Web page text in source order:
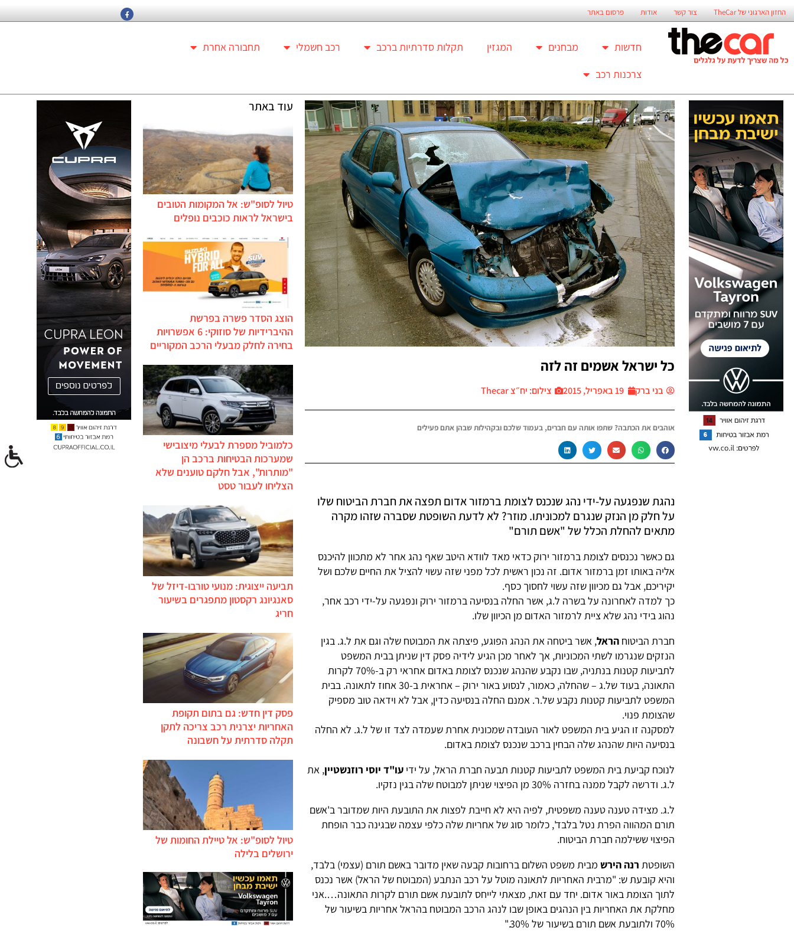
החזון הארגוני של TheCar צור קשר אודות פרסום באתר
חדשות מבחנים המגזין תקלות סדרתיות ברכב רכב חשמלי
תחבורה אחרת
צרכנות רכב
כל ישראל אשמים זה לזה
בני ברק 19 באפריל, 2015 צילום: יח״צ Thecar
אוהבים את הכתבה? שתפו אותה עם חברים, בעמוד שלכם ובקהילות שבהן אתם פעילים
נהגת שנפגעה על-ידי נהג שנכנס לצומת ברמזור אדום תפצה את חברת הביטוח שלו
על חלק מן הנזק שנגרם למכוניתו. מוזר? לא לדעת השופטת שסברה שזהו מקרה
מתאים להחלת הכלל של "אשם תורם"
גם כאשר נכנסים לצומת ברמזור ירוק כדאי מאד לוודא היטב שאף נהג אחר לא מתכוון להיכנס
אליה באותו זמן ברמזור אדום. זה נכון ראשית לכל מפני שזה עשוי להציל את החיים שלכם ושל
יקיריכם, אבל גם מכיוון שזה עשוי לחסוך כסף.
כך למדה לאחרונה על בשרה ל.ג, אשר החלה בנסיעה ברמזור ירוק ונפגעה על-ידי רכב אחר,
נהוג בידי נהג שלא ציית לרמזור האדום מן הכיוון שלו.
חברת הביטוח הראל, אשר ביטחה את הנהג הפוגע, פיצתה את המבוטח שלה וגם את ל.ג. בגין
הנזקים שנגרמו לשתי המכוניות, אך לאחר מכן הגיע לידיה פסק דין שניתן בבית המשפט
לתביעות קטנות בנתניה, שבו נקבע שהנהג שנכנס לצומת באדום אחראי רק ב-70% לקרות
התאונה, בעוד של.ג – שהחלה, כאמור, לנסוע באור ירוק – אחראית ב-30 אחוז לתאונה. בבית
המשפט לתביעות קטנות נקבע של.ר. אמנם החלה בנסיעה כדין, אבל לא וידאה טוב מספיק
שהצומת פנוי.
למסקנה זו הגיע בית המשפט לאור העובדה שמכונית אחרת שעמדה לצד זו של ל.ג. לא החלה
בנסיעה היות שהנהג שלה הבחין ברכב שנכנס לצומת באדום.
לנוכח קביעת בית המשפט לתביעות קטנות תבעה חברת הראל, על ידי עו"ד יוסי רוזנשטיין, את
ל.ג. ודרשה לקבל ממנה בחזרה 30% מן הפיצוי שניתן למבוטח שלה בגין נזקיו.
ל.ג. מצידה טענה טענה משפטית, לפיה היא לא חייבת לפצות את התובעת היות שמדובר ב'אשם
תורם המהווה הפרת נטל בלבד', כלומר סוג של אחריות שלה כלפי עצמה שבגינה כבר הופחת
הפיצוי ששילמה חברת הביטוח.
השופטת רנה הירשמבית משפט השלום ברחובות קבעה שאין מדובר באשם תורם (עצמי) בלבד,
והיא קובעת ש: "מרבית האחריות לתאונה מוטל על רכב הנתבע (המבוטח של הראל) אשר נכנס
לתוך הצומת באור אדום. יחד עם זאת, מצאתי לייחס לתובעת אשם תורם לקרות התאונה….אני
מחלקת את האחריות בין הנהגים באופן שבו לנהג הרכב המבוטח בהראל אחריות בשיעור של
70% ולתובעת אשם תורם בשיעור של 30%."
עוד באתר
טיול לסופ"ש: אל המקומות הטובים
בישראל לראות כוכבים נופלים
הוצג הסדר פשרה בפרשת
ההיברידיות של סוזוקי: 6 אפשרויות
בחירה לחלק מבעלי הרכב המקוריים
כלמוביל מספרת לבעלי מיצובישי
שמערכות הבטיחות ברכב הן
"מותרות", אבל חלקם טוענים שלא
הצליחו לעבור טסט
תביעה ייצוגית: מנועי טורבו-דיזל של
סאנגיונג רקסטון מתפגרים בשיעור
חריג
פסק דין חדש: גם בתום תקופת
האחריות יצרנית רכב צריכה לתקן
תקלה סדרתית על חשבונה
טיול לסופ"ש: אל טיילת החומות של
ירושלים בלילה